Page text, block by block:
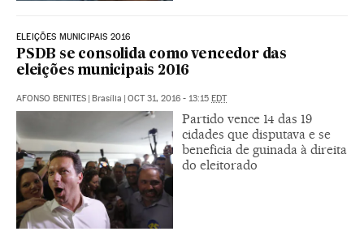
ELEIÇÕES MUNICIPAIS 2016
PSDB se consolida como vencedor das
eleições municipais 2016
AFONSO BENITES | Brasília | OCT 31, 2016 - 13:15 EDT
Partido vence 14 das 19
cidades que disputava e se
beneficia de guinada à direita
do eleitorado